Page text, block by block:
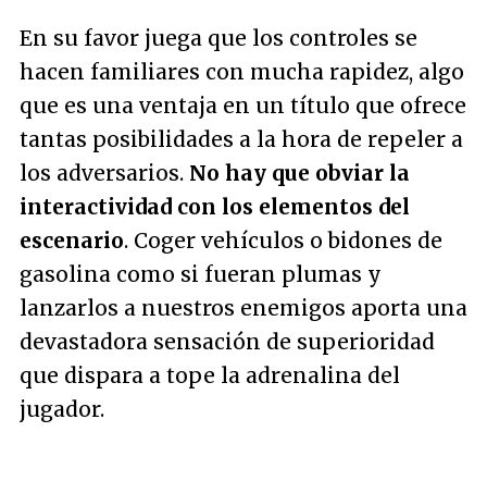
En su favor juega que los controles se
hacen familiares con mucha rapidez, algo
que es una ventaja en un título que ofrece
tantas posibilidades a la hora de repeler a
los adversarios. No hay que obviar la
interactividad con los elementos del
escenario. Coger vehículos o bidones de
gasolina como si fueran plumas y
lanzarlos a nuestros enemigos aporta una
devastadora sensación de superioridad
que dispara a tope la adrenalina del
jugador.